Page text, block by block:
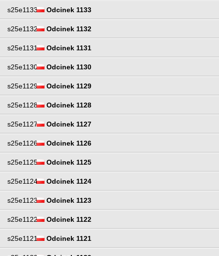
s25e1133 Odcinek 1133
s25e1132 Odcinek 1132
s25e1131 Odcinek 1131
s25e1130 Odcinek 1130
s25e1129 Odcinek 1129
s25e1128 Odcinek 1128
s25e1127 Odcinek 1127
s25e1126 Odcinek 1126
s25e1125 Odcinek 1125
s25e1124 Odcinek 1124
s25e1123 Odcinek 1123
s25e1122 Odcinek 1122
s25e1121 Odcinek 1121